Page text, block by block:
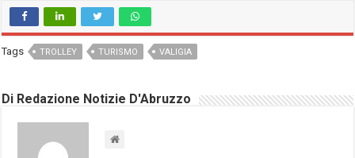
Tags TROLLEY TURISMO VALIGIA
Di Redazione Notizie D'Abruzzo